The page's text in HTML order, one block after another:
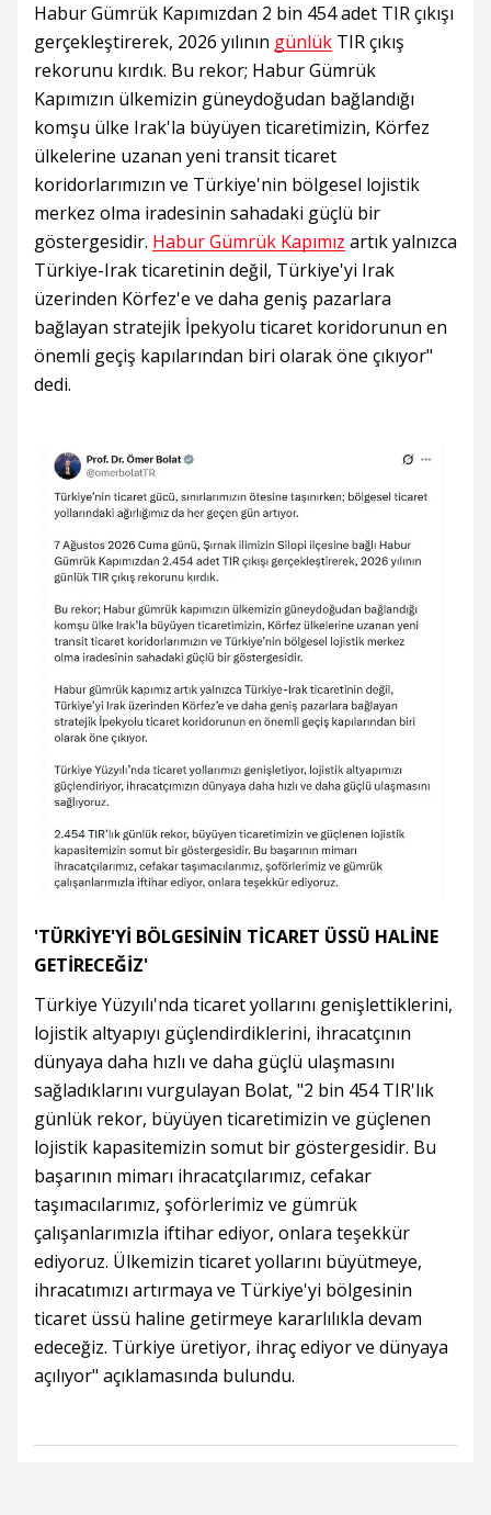
Habur Gümrük Kapımızdan 2 bin 454 adet TIR çıkışı
gerçekleştirerek, 2026 yılının günlük TIR çıkış
rekorunu kırdık. Bu rekor; Habur Gümrük
Kapımızın ülkemizin güneydoğudan bağlandığı
komşu ülke Irak'la büyüyen ticaretimizin, Körfez
ülkelerine uzanan yeni transit ticaret
koridorlarımızın ve Türkiye'nin bölgesel lojistik
merkez olma iradesinin sahadaki güçlü bir
göstergesidir. Habur Gümrük Kapımız artık yalnızca
Türkiye-Irak ticaretinin değil, Türkiye'yi Irak
üzerinden Körfez'e ve daha geniş pazarlara
bağlayan stratejik İpekyolu ticaret koridorunun en
önemli geçiş kapılarından biri olarak öne çıkıyor"
dedi.
'TÜRKİYE'Yİ BÖLGESİNİN TİCARET ÜSSÜ HALİNE
GETİRECEĞİZ'
Türkiye Yüzyılı'nda ticaret yollarını genişlettiklerini,
lojistik altyapıyı güçlendirdiklerini, ihracatçının
dünyaya daha hızlı ve daha güçlü ulaşmasını
sağladıklarını vurgulayan Bolat, "2 bin 454 TIR'lık
günlük rekor, büyüyen ticaretimizin ve güçlenen
lojistik kapasitemizin somut bir göstergesidir. Bu
başarının mimarı ihracatçılarımız, cefakar
taşımacılarımız, şoförlerimiz ve gümrük
çalışanlarımızla iftihar ediyor, onlara teşekkür
ediyoruz. Ülkemizin ticaret yollarını büyütmeye,
ihracatımızı artırmaya ve Türkiye'yi bölgesinin
ticaret üssü haline getirmeye kararlılıkla devam
edeceğiz. Türkiye üretiyor, ihraç ediyor ve dünyaya
açılıyor" açıklamasında bulundu.